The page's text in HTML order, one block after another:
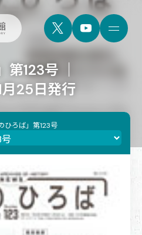
第123号 ｜
25日発行
ひろば」第123号